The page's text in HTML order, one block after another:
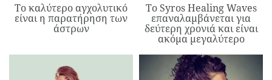
Το καλύτερο αγχολυτικό
είναι η παρατήρηση των
άστρων
Το Syros Healing Waves
επαναλαμβάνεται για
δεύτερη χρονιά και είναι
ακόμα μεγαλύτερο